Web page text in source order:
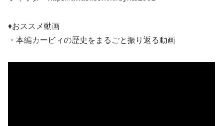
♦おススメ動画
・本編カービィの歴史をまるごと振り返る動画